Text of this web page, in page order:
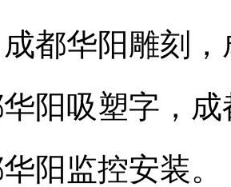
都华阳雕刻
阳吸塑字，
阳监控安装。